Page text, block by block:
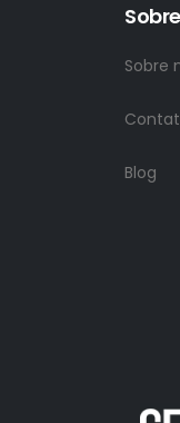
Sobre
Blog